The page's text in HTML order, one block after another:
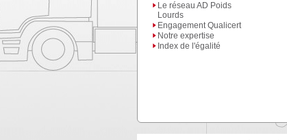
Le réseau AD Poids
Lourds
Engagement Qualicert
Notre expertise
Index de l'égalité